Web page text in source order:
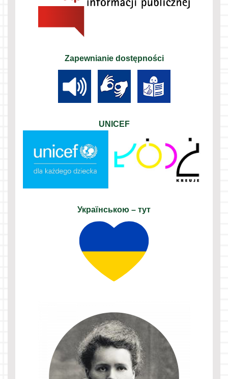
Zapewnianie dostępności
UNICEF
Українською – тут